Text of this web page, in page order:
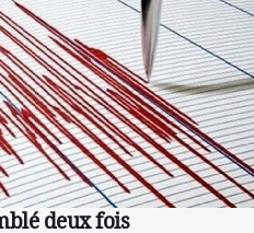
deux fois